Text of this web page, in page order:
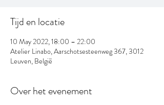
Tijd en locatie
10 May 2022, 18:00 – 22:00
Atelier Linabo, Aarschotsesteenweg 367, 3012
Leuven, België
Over het evenement